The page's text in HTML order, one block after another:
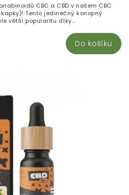
Do košíku
CBC a CBD v našem CBC
Tento jedinečný konopný
větší popularitu díky...